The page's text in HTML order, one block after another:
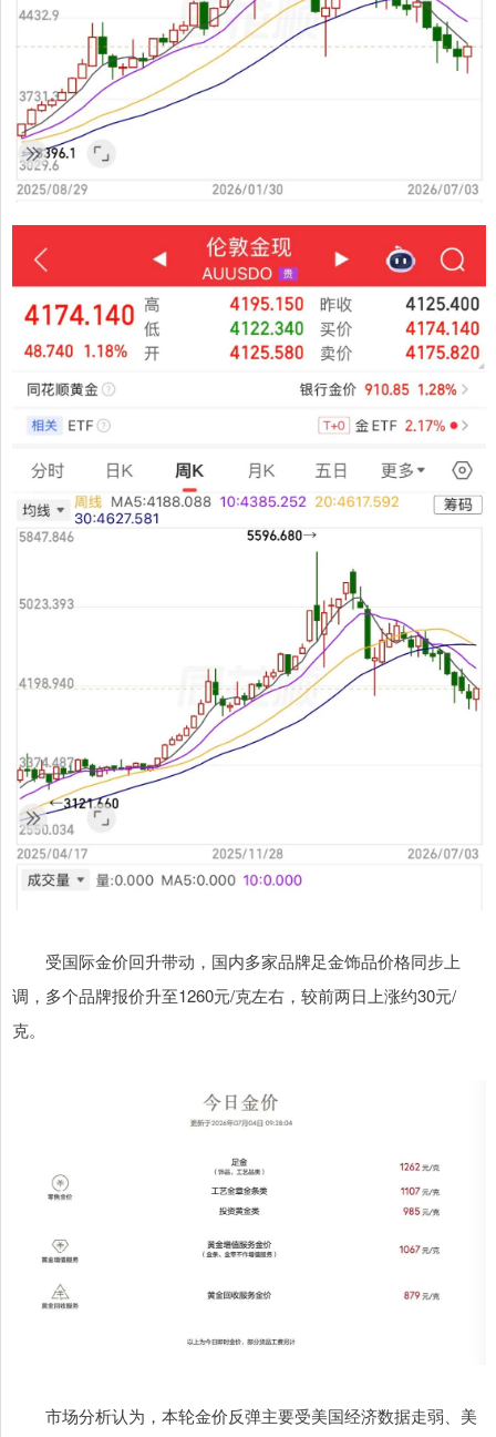
受国际金价回升带动，国内多家品牌足金饰品价格同步上
调，多个品牌报价升至1260元/克左右，较前两日上涨约30元/
克。
市场分析认为，本轮金价反弹主要受美国经济数据走弱、美